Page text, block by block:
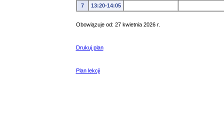
7
13:20-14:05
Obowiązuje od: 27 kwietnia 2026 r.
Drukuj plan
Plan lekcji